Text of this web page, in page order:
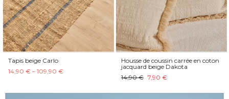
Tapis beige Carlo
14,90 € – 109,90 €
Housse de coussin carrée en coton
jacquard beige Dakota
14,90 € 7,90 €